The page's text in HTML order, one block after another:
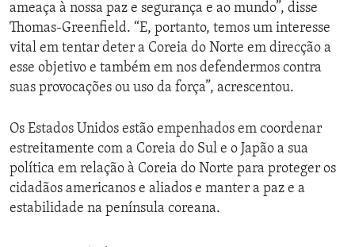
ameaça à nossa paz e segurança e ao mundo”, disse
Thomas-Greenfield. “E, portanto, temos um interesse
vital em tentar deter a Coreia do Norte em direcção a
esse objetivo e também em nos defendermos contra
suas provocações ou uso da força”, acrescentou.
Os Estados Unidos estão empenhados em coordenar
estreitamente com a Coreia do Sul e o Japão a sua
política em relação à Coreia do Norte para proteger os
cidadãos americanos e aliados e manter a paz e a
estabilidade na península coreana.